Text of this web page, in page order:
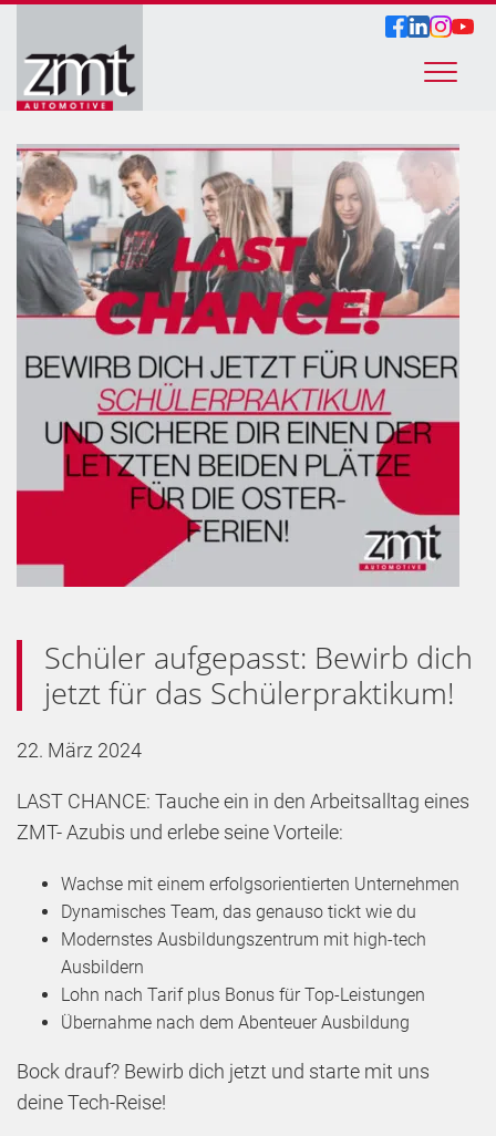
Schüler aufgepasst: Bewirb dich
jetzt für das Schülerpraktikum!
22. März 2024
LAST CHANCE: Tauche ein in den Arbeitsalltag eines
ZMT- Azubis und erlebe seine Vorteile:
Wachse mit einem erfolgsorientierten Unternehmen
Dynamisches Team, das genauso tickt wie du
Modernstes Ausbildungszentrum mit high-tech
Ausbildern
Lohn nach Tarif plus Bonus für Top-Leistungen
Übernahme nach dem Abenteuer Ausbildung
Bock drauf? Bewirb dich jetzt und starte mit uns
deine Tech-Reise!